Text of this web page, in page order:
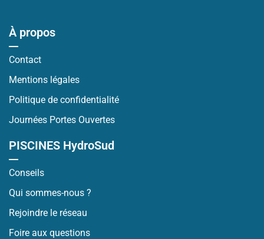
À propos
Contact
Mentions légales
Politique de confidentialité
Journées Portes Ouvertes
PISCINES HydroSud
Conseils
Qui sommes-nous ?
Rejoindre le réseau
Foire aux questions